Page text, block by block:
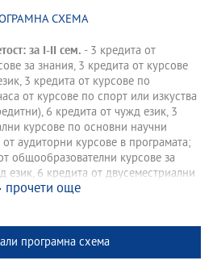
СХЕМА
за І-II сем. - 3 кредита от
за знания, 3 кредита от курсове
3 кредита от курсове по
от курсове по спорт или изкуства
6 кредита от чужд език, 3
курсове по основни научни
аудиторни курсове в програмата;
общообразователни курсове за
език, 6 кредита от двусеместриални
направления, 15 кредита от
прочети още
програмна схема